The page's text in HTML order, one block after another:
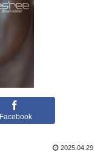
Facebook
2025.04.29